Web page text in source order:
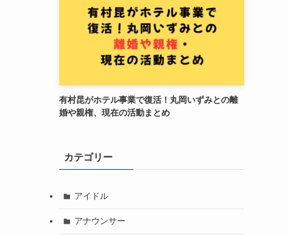
有村昆がホテル事業で復活！丸岡いずみとの離
婚や親権、現在の活動まとめ
カテゴリー
アイドル
アナウンサー